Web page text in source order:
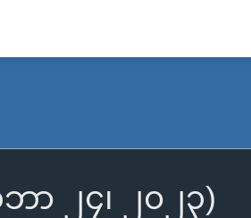
၂၄၊ ၂၀၂၃)